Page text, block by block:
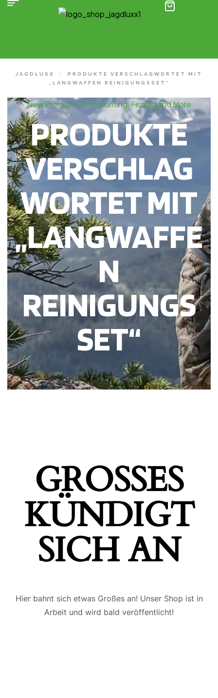
JAGDLUXX /
PRODUKTE VERSCHLAGWORTET MIT
„LANGWAFFEN REINIGUNGSSET“
New Products from Hunting, Fishing and More
PRODUKTE
VERSCHLAG
WORTET MIT
„LANGWAFFE
N
REINIGUNGS
SET“
GROSSES K
ÜNDIGT S
ICH AN
Hier bahnt sich etwas Großes an! Unser Shop ist in
Arbeit und wird bald veröffentlicht!